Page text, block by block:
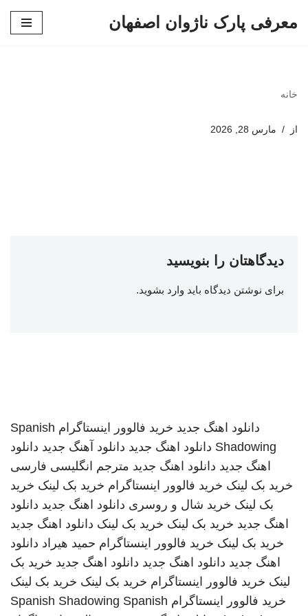
معرفی پارک ناژوان اصفهان
خانه
از مارس 28, 2026
دیدگاهتان را بنویسید
برای نوشتن دیدگاه باید وارد بشوید.
دانلود اهنگ جدید خرید فالوور اینستاگرام Spanish
Shadowing دانلود اهنگ جدید دانلود آهنگ جدید دانلود
اهنگ جدید دانلود اهنگ جدید مترجم انگلیسی فارسی
خرید بک لینک خرید فالوور اینستاگرام خرید بک لینک خرید
بک لینک خرید شال و روسری دانلود اهنگ جدید دانلود
اهنگ جدید خرید بک لینک خرید بک لینک دانلود اهنگ جدید
خرید بک لینک خرید فالوور اینستاگرام حمید هیراد دانلود
اهنگ جدید دانلود اهنگ جدید دانلود اهنگ جدید خرید بک
لینک خرید فالوور اینستاگرام خرید بک لینک خرید بک لینک
خرید فالوور اینستاگرام
Spanish Shadowing Spanish